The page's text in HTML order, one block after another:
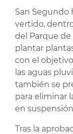
San Segundo
vertido,
del Parque
plantar
con el
las aguas
también se
para eliminar
en
Tras la